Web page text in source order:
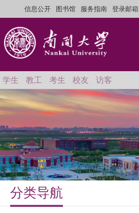
信息公开 图书馆 服务指南 登录邮箱
学生 教工 考生 校友 访客
分类导航